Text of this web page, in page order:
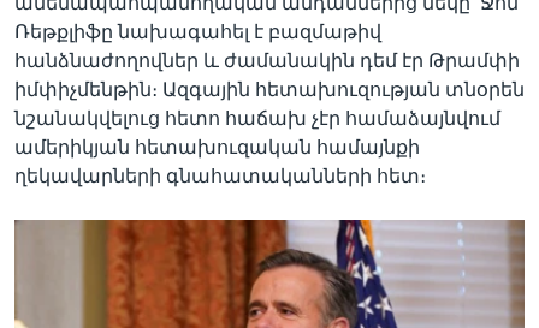
Ռեթքլիֆը նախագահել է բազմաթիվ
հանձնաժողովներ և ժամանակին դեմ էր Թրամփի
իմփիչմենթին։ Ազգային հետախուզության տնօրեն
նշանակվելուց հետո հաճախ չէր համաձայնվում
ամերիկյան հետախուզական համայնքի
ղեկավարների գնահատականների հետ։